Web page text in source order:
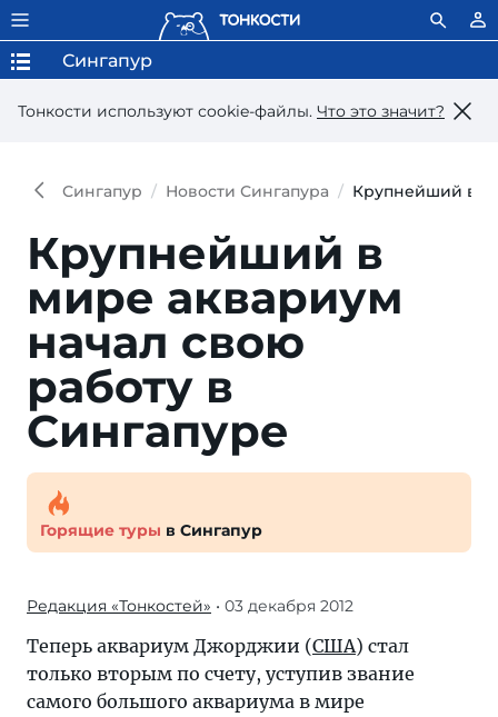
Тонкости используют сookie-файлы. Что это значит?
Сингапур
Сингапур Новости Сингапура Крупнейший в
Крупнейший в
мире аквариум
начал свою
работу в
Сингапуре
Горящие туры в Сингапур
Редакция «Тонкостей» • 03 декабря 2012
Теперь аквариум Джорджии (США) стал
только вторым по счету, уступив звание
самого большого аквариума в мире